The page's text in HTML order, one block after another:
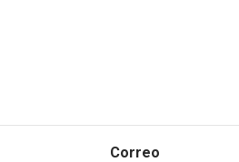
Correo